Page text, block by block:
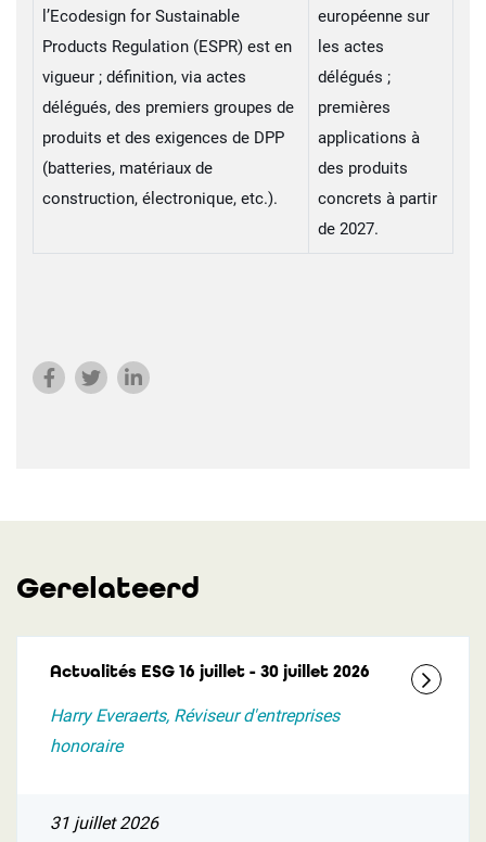
l’Ecodesign for Sustainable
Products Regulation (ESPR) est en
vigueur ; définition, via actes
délégués, des premiers groupes de
produits et des exigences de DPP
(batteries, matériaux de
construction, électronique, etc.).
européenne sur
les actes
délégués ;
premières
applications à
des produits
concrets à partir
de 2027.
Gerelateerd
Actualités ESG 16 juillet - 30 juillet 2026
Harry Everaerts, Réviseur d'entreprises
honoraire
31 juillet 2026